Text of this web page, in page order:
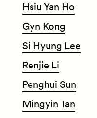
Hsiu Yan Ho
Gyn Kong
Si Hyung Lee
Renjie Li
Penghui Sun
Mingyin Tan